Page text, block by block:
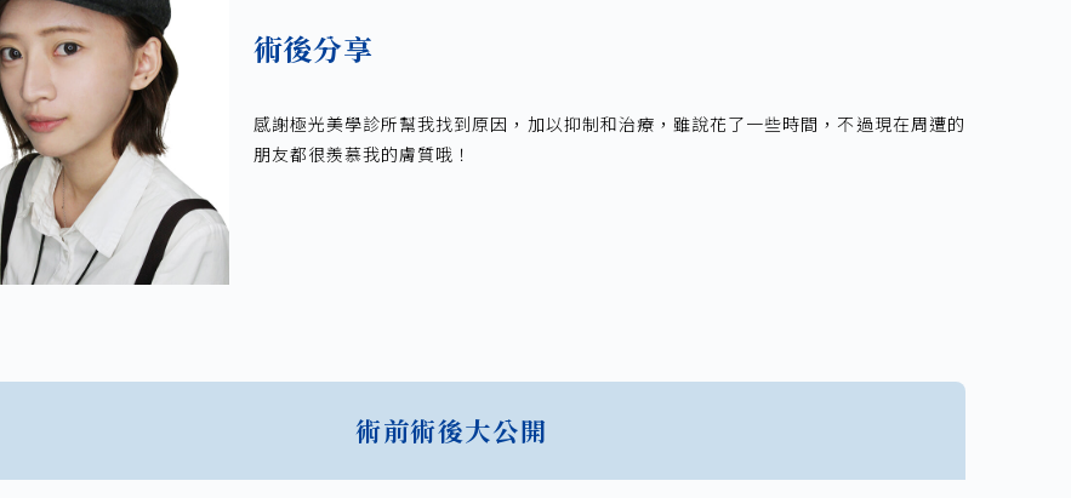
術後分享
感謝極光美學診所幫我找到原因，加以抑制和治療，雖說花了一些時間，不過現在周遭的
朋友都很羨慕我的膚質哦！
術前術後大公開